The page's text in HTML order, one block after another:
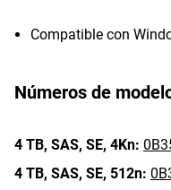
Compatible con
Números de
4 TB, SAS, SE, 4Kn:
4 TB, SAS, SE, 512n: